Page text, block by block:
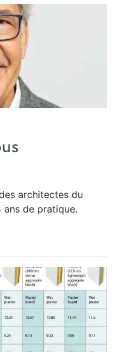
architectes du
de pratique.